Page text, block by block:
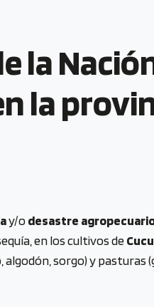
la
la
y/odesastre
en los cultivos de
sorgo) y pasturas